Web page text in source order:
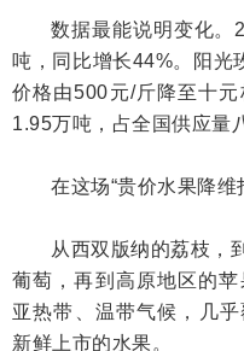
数据最能说明变化。
吨，同比增长44%。阳光
价格由500元/斤降至十
1.95万吨，占全国供应量
在这场“贵价水果降维
从西双版纳的荔枝，
葡萄，再到高原地区的苹
亚热带、温带气候，几
新鲜上市的水果。